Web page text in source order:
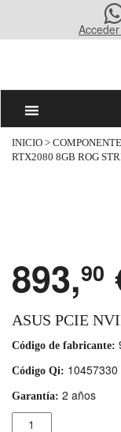
INICIO >
RTX2080 8GB ROG
893,90
ASUS PCIE
Código de fabricante:
Código Qi: 10457330
Garantía: 2 años
Cantidad